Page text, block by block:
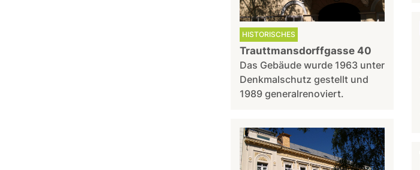
HISTORISCHES
Trauttmansdorffgasse 40
Das Gebäude wurde 1963 unter
Denkmalschutz gestellt und
1989 generalrenoviert.